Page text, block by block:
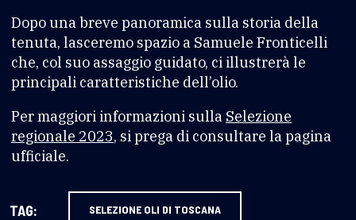
Dopo una breve panoramica sulla storia della
tenuta, lasceremo spazio a Samuele Fronticelli
che, col suo assaggio guidato, ci illustrerà le
principali caratteristiche dell’olio.
Per maggiori informazioni sulla Selezione
regionale 2023, si prega di consultare la pagina
ufficiale.
TAG: SELEZIONE OLI DI TOSCANA